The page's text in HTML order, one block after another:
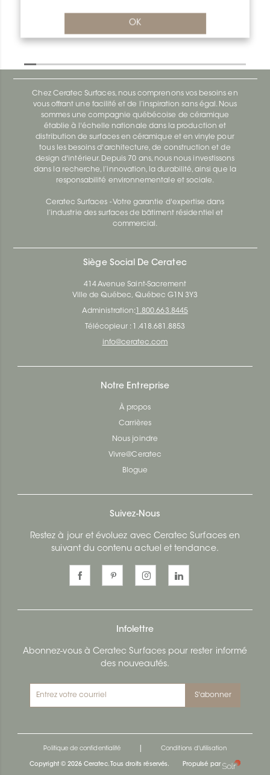
OK
Chez Ceratec Surfaces, nous comprenons vos besoins en
vous offrant une facilité et de l’inspiration sans égal. Nous
sommes une compagnie québécoise de céramique
établie à l'échelle nationale dans la production et
distribution de surfaces en céramique et en vinyle pour
tous les besoins d'architecture, de construction et de
design d'intérieur. Depuis 70 ans, nous nous investissons
dans la recherche, l’innovation, la durabilité, ainsi que la
responsabilité environnementale et sociale.
Ceratec Surfaces - Votre garantie d'expertise dans
l’industrie des surfaces de bâtiment résidentiel et
commercial.
Siège Social De Ceratec
414 Avenue Saint-Sacrement
Ville de Québec, Québec G1N 3Y3
Administration: 1.800.663.8445
Télécopieur : 1.418.681.8853
info@ceratec.com
Notre Entreprise
À propos
Carrières
Nous joindre
Vivre@Ceratec
Blogue
Suivez-Nous
Restez à jour et évoluez avec Ceratec Surfaces en
suivant du contenu actuel et tendance.
Infolettre
Abonnez-vous à Ceratec Surfaces pour rester informé
des nouveautés.
S'abonner
Politique de confidentialité Conditions d'utilisation
Copyright © 2026 Ceratec. Tous droits réservés. Propulsé par